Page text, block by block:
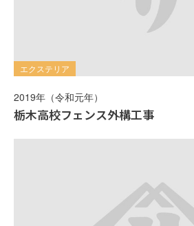
エクステリア
2019年（令和元年）
栃木高校フェンス外構工事